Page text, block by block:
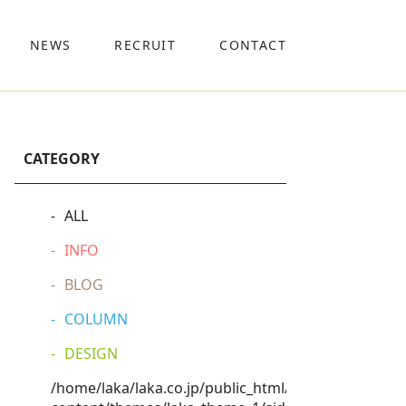
NEWS RECRUIT CONTACT
CATEGORY
ALL
INFO
BLOG
COLUMN
DESIGN
/home/laka/laka.co.jp/public_html/wp-